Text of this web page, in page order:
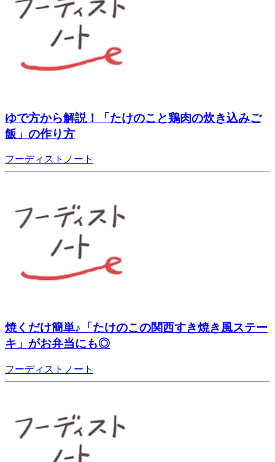
ゆで方から解説！「たけのこと鶏肉の炊き込みご
飯」の作り方
フーディストノート
焼くだけ簡単♪「たけのこの関西すき焼き風ステー
キ」がお弁当にも◎
フーディストノート